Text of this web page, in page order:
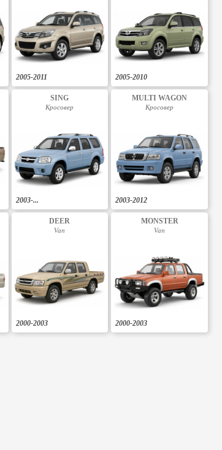
2005-2011 2005-2010
SING
Кросовер
2003-...
MULTI WAGON
Кросовер
2003-2012
DEER
Van
2000-2003
MONSTER
Van
2000-2003